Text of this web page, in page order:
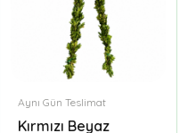
Aynı Gün Teslimat
Kırmızı Beyaz